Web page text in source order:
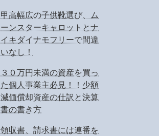
甲高幅広の子供靴選び、ム
ーンスターキャロットとナ
イキダイナモフリーで間違
いなし！
３０万円未満の資産を買っ
た個人事業主必見！！少額
減価償却資産の仕訳と決算
書の書き方
領収書、請求書には連番を